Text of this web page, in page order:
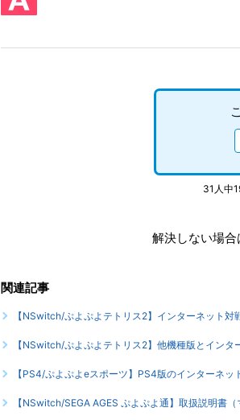
31人中
解決しない場合
関連記事
【NSwitch/ぷよぷよテトリス2】インターネット
【NSwitch/ぷよぷよテトリス2】他機種版とインタ
【PS4/ぷよぷよeスポーツ】PS4版のインターネ
【NSwitch/SEGA AGES ぷよぷよ通】取扱説明書